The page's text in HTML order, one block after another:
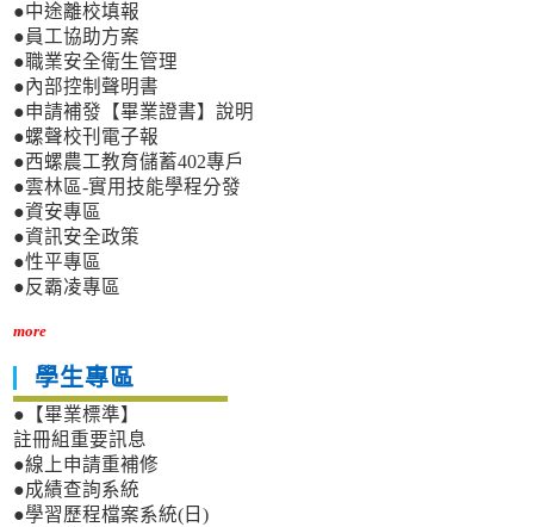
●中途離校填報
●員工協助方案
●職業安全衛生管理
●內部控制聲明書
●申請補發【畢業證書】說明
●螺聲校刊電子報
●西螺農工教育儲蓄402專戶
●雲林區-實用技能學程分發
●資安專區
●資訊安全政策
●性平專區
●反霸凌專區
more
學生專區
●【畢業標準】
註冊組重要訊息
●線上申請重補修
●成績查詢系統
●學習歷程檔案系統(日)